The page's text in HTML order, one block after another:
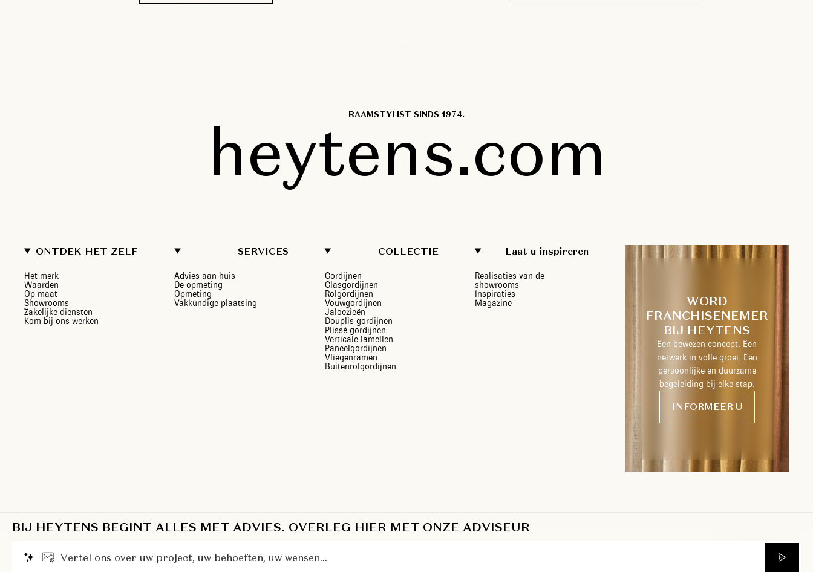
BIJ HEYTENS BEGINT ALLES MET ADVIES. OVERLEG HIER MET ONZE ADVISEUR
Vertel ons over uw project, uw behoeften, uw wensen...
RAAMSTYLIST SINDS 1974.
heytens.com
ONTDEK HET ZELF
Het merk
Waarden
Op maat
Showrooms
Zakelijke diensten
Kom bij ons werken
SERVICES
Advies aan huis
De opmeting
Opmeting
Vakkundige plaatsing
COLLECTIE
Gordijnen
Glasgordijnen
Rolgordijnen
Vouwgordijnen
Jaloezieën
Douplis gordijnen
Plissé gordijnen
Verticale lamellen
Paneelgordijnen
Vliegenramen
Buitenrolgordijnen
Laat u inspireren
Realisaties van de
showrooms
Inspiraties
Magazine
WORD
FRANCHISENEMER
BIJ HEYTENS
Een bewezen concept. Een
netwerk in volle groei. Een
persoonlijke en duurzame
begeleiding bij elke stap.
INFORMEER U
BE/NL